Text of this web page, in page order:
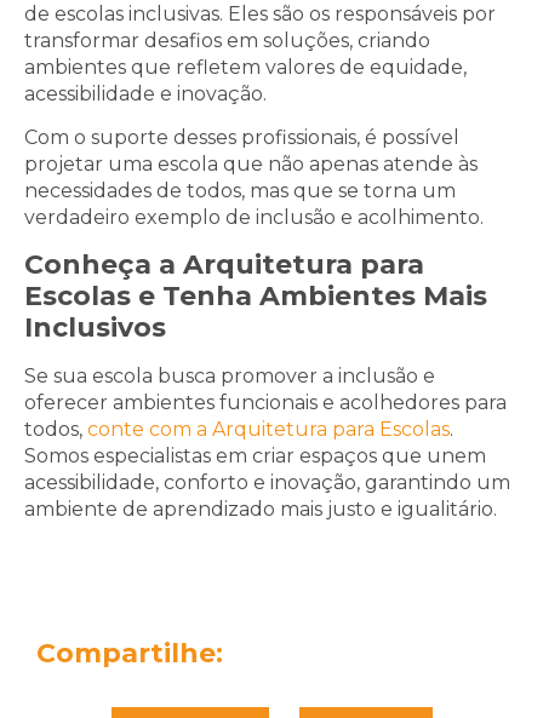
de escolas inclusivas. Eles são os responsáveis por
transformar desafios em soluções, criando
ambientes que refletem valores de equidade,
acessibilidade e inovação.
Com o suporte desses profissionais, é possível
projetar uma escola que não apenas atende às
necessidades de todos, mas que se torna um
verdadeiro exemplo de inclusão e acolhimento.
Conheça a Arquitetura para
Escolas e Tenha Ambientes Mais
Inclusivos
Se sua escola busca promover a inclusão e
oferecer ambientes funcionais e acolhedores para
todos, conte com a Arquitetura para Escolas.
Somos especialistas em criar espaços que unem
acessibilidade, conforto e inovação, garantindo um
ambiente de aprendizado mais justo e igualitário.
Compartilhe: